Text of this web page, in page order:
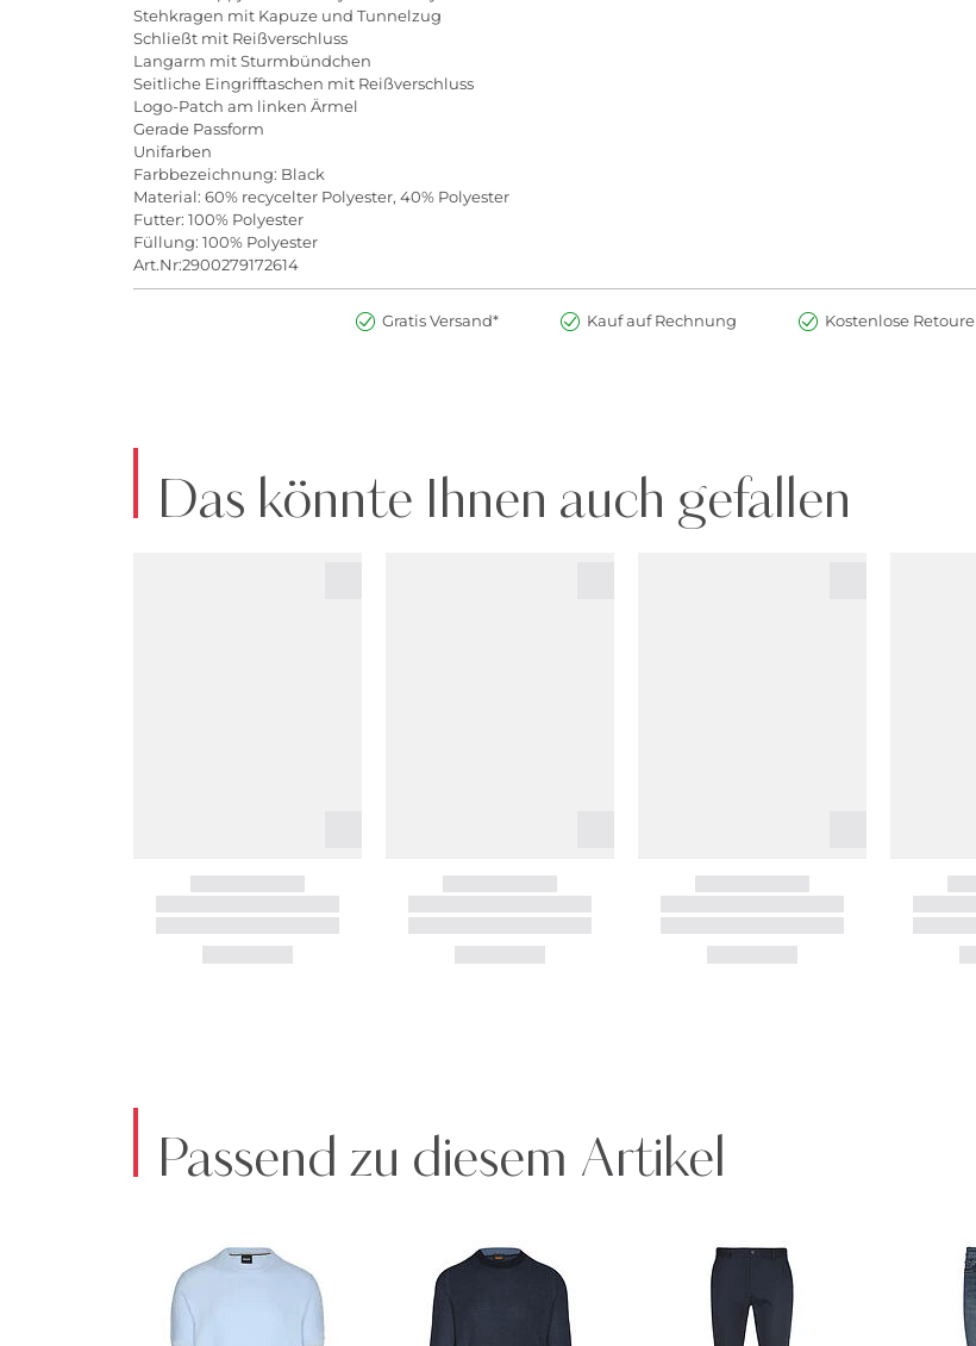
Stehkragen mit Kapuze und Tunnelzug
Schließt mit Reißverschluss
Langarm mit Sturmbündchen
Seitliche Eingrifftaschen mit Reißverschluss
Logo-Patch am linken Ärmel
Gerade Passform
Unifarben
Farbbezeichnung: Black
Material: 60% recycelter Polyester, 40% Polyester
Futter: 100% Polyester
Füllung: 100% Polyester
Art.Nr:2900279172614
Gratis Versand* Kauf auf Rechnung Kostenlose Retoure
Das könnte Ihnen auch gefallen
Passend zu diesem Artikel